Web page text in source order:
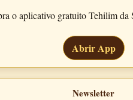
o aplicativo gratuito Tehilim da
Abrir App
Newsletter